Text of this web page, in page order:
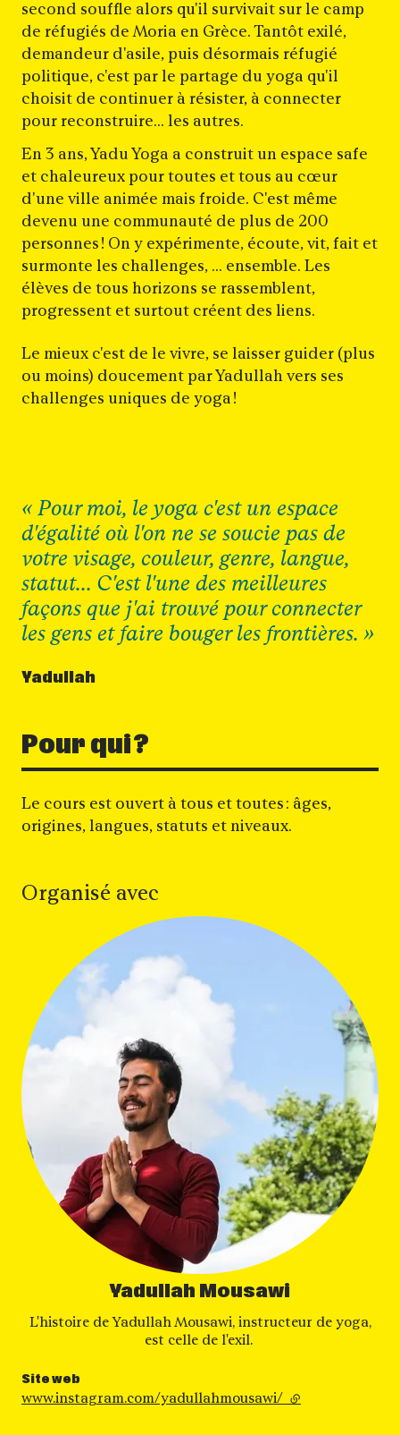
second souffle alors qu'il survivait sur le camp
de réfugiés de Moria en Grèce. Tantôt exilé,
demandeur d'asile, puis désormais réfugié
politique, c'est par le partage du yoga qu'il
choisit de continuer à résister, à connecter
pour reconstruire... les autres.
En 3 ans, Yadu Yoga a construit un espace safe
et chaleureux pour toutes et tous au cœur
d'une ville animée mais froide. C'est même
devenu une communauté de plus de 200
personnes ! On y expérimente, écoute, vit, fait et
surmonte les challenges, ... ensemble. Les
élèves de tous horizons se rassemblent,
progressent et surtout créent des liens.
Le mieux c'est de le vivre, se laisser guider (plus
ou moins) doucement par Yadullah vers ses
challenges uniques de yoga !
Carrousel 0
« Pour moi, le yoga c'est un espace
d'égalité où l'on ne se soucie pas de
votre visage, couleur, genre, langue,
statut... C'est l'une des meilleures
façons que j'ai trouvé pour connecter
les gens et faire bouger les frontières. »
Yadullah
Pour qui ?
Le cours est ouvert à tous et toutes : âges,
origines, langues, statuts et niveaux.
Organisé avec
Yadullah Mousawi
L'histoire de Yadullah Mousawi, instructeur de yoga,
est celle de l'exil.
Site web
www.instagram.com/yadullahmousawi/ - lien externe